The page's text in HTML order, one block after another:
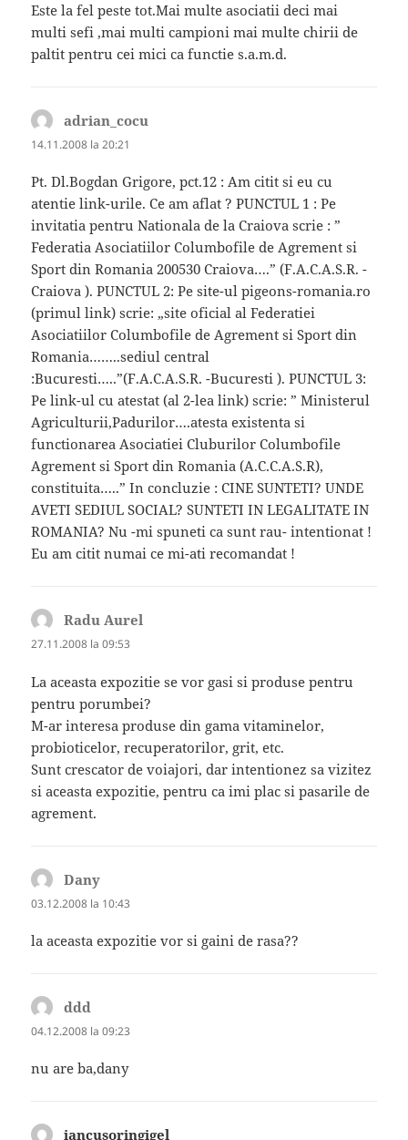
Este la fel peste tot.Mai multe asociatii deci mai
multi sefi ,mai multi campioni mai multe chirii de
paltit pentru cei mici ca functie s.a.m.d.
adrian_cocu
14.11.2008 la 20:21
Pt. Dl.Bogdan Grigore, pct.12 : Am citit si eu cu
atentie link-urile. Ce am aflat ? PUNCTUL 1 : Pe
invitatia pentru Nationala de la Craiova scrie : ”
Federatia Asociatiilor Columbofile de Agrement si
Sport din Romania 200530 Craiova….” (F.A.C.A.S.R. -
Craiova ). PUNCTUL 2: Pe site-ul pigeons-romania.ro
(primul link) scrie: „site oficial al Federatiei
Asociatiilor Columbofile de Agrement si Sport din
Romania……..sediul central
:Bucuresti…..”(F.A.C.A.S.R. -Bucuresti ). PUNCTUL 3:
Pe link-ul cu atestat (al 2-lea link) scrie: ” Ministerul
Agriculturii,Padurilor….atesta existenta si
functionarea Asociatiei Cluburilor Columbofile
Agrement si Sport din Romania (A.C.C.A.S.R),
constituita…..” In concluzie : CINE SUNTETI? UNDE
AVETI SEDIUL SOCIAL? SUNTETI IN LEGALITATE IN
ROMANIA? Nu -mi spuneti ca sunt rau- intentionat !
Eu am citit numai ce mi-ati recomandat !
Radu Aurel
27.11.2008 la 09:53
La aceasta expozitie se vor gasi si produse pentru
pentru porumbei?
M-ar interesa produse din gama vitaminelor,
probioticelor, recuperatorilor, grit, etc.
Sunt crescator de voiajori, dar intentionez sa vizitez
si aceasta expozitie, pentru ca imi plac si pasarile de
agrement.
Dany
03.12.2008 la 10:43
la aceasta expozitie vor si gaini de rasa??
ddd
04.12.2008 la 09:23
nu are ba,dany
iancusoringigel